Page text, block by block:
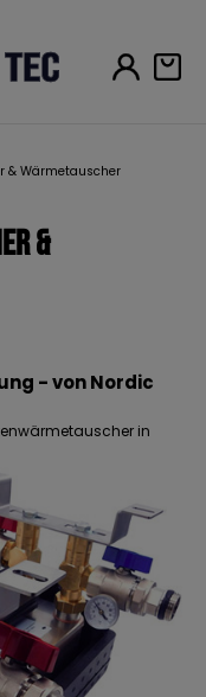
& Wärmetauscher
&
- von Nordic
in